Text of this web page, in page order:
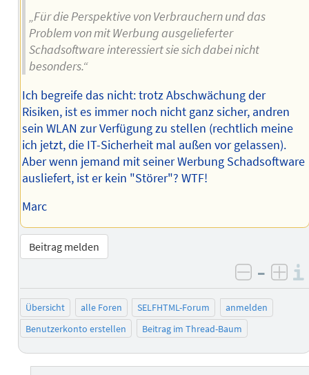
„Für die Perspektive von Verbrauchern und das
Problem von mit Werbung ausgelieferter
Schadsoftware interessiert sie sich dabei nicht
besonders.“
Ich begreife das nicht: trotz Abschwächung der
Risiken, ist es immer noch nicht ganz sicher, andren
sein WLAN zur Verfügung zu stellen (rechtlich meine
ich jetzt, die IT-Sicherheit mal außen vor gelassen).
Aber wenn jemand mit seiner Werbung Schadsoftware
ausliefert, ist er kein "Störer"? WTF!
Marc
Beitrag melden
negativ
–
Übersicht alle Foren SELFHTML-Forum
anmelden
Benutzerkonto erstellen
Beitrag im Thread-Baum